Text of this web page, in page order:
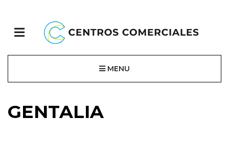
MENU
GENTALIA